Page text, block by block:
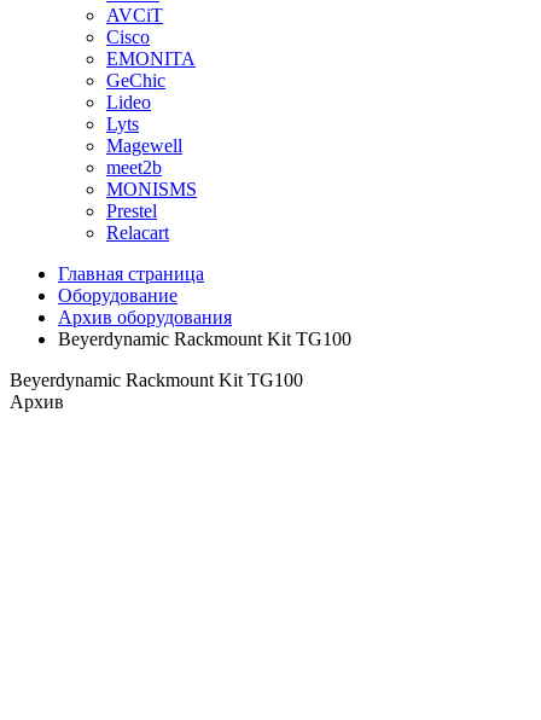
AVCiT
Cisco
EMONITA
GeChic
Lideo
Lyts
Magewell
meet2b
MONISMS
Prestel
Relacart
Главная страница
Оборудование
Архив оборудования
Beyerdynamic Rackmount Kit TG100
Beyerdynamic Rackmount Kit TG100
Архив